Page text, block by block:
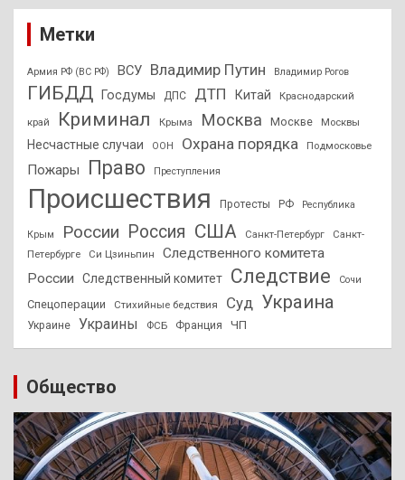
Метки
Армия РФ (ВС РФ) ВСУ Владимир Путин Владимир Рогов
ГИБДД Госдумы ДПС ДТП Китай Краснодарский
край Криминал Крыма Москва Москве Москвы
Несчастные случаи ООН Охрана порядка Подмосковье
Пожары Право Преступления
Происшествия Протесты РФ Республика
Крым России Россия США Санкт-Петербург
Санкт-
Петербурге
Си Цзиньпин
Следственного комитета
России
Следственный комитет Следствие Сочи
Спецоперации Стихийные бедствия Суд Украина
Украине Украины ФСБ Франция ЧП
Общество